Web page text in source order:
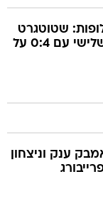
שטוטגרט
חזרה למקום השלישי עם 0:4 על
99: קאמבק ענק וניצחון